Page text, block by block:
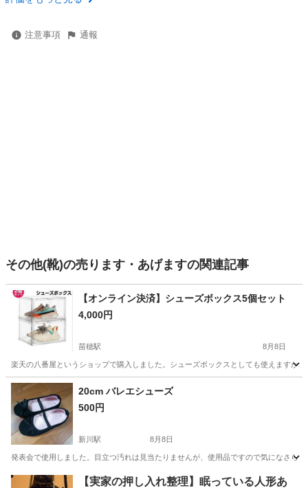
注意事項 通報
その他(靴)の売ります・あげますの関連記事
【オンライン決済】シューズボックス5個セット
4,000円
苗穂駅 8月8日
楽天の八番屋というショップで購入しました。シューズボックスとしても使えますが
北海道 札幌市 苗穂駅20cm バレエシューズ
500円
新川駅 8月8日
発表会で使用しました。目立つ汚れは見当たりませんが、使用品ですので気になさら
北海道 札幌市 新川駅 靴 バレエシューズ
【実家の押し入れ整理】眠っている人形あ